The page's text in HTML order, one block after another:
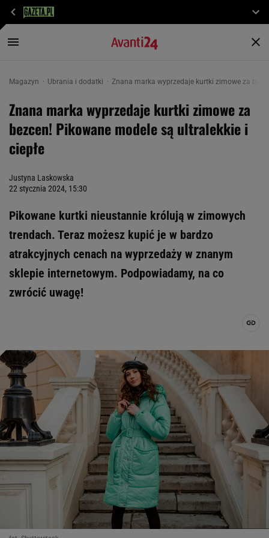
Magazyn Ubrania i dodatki Znana marka wyprzedaje kurtki zimowe za
Znana marka wyprzedaje kurtki zimowe za
bezcen! Pikowane modele są ultralekkie i
ciepłe
Justyna Laskowska
22 stycznia 2024, 15:30
Pikowane kurtki nieustannie królują w zimowych
trendach. Teraz możesz kupić je w bardzo
atrakcyjnych cenach na wyprzedaży w znanym
sklepie internetowym. Podpowiadamy, na co
zwrócić uwagę!